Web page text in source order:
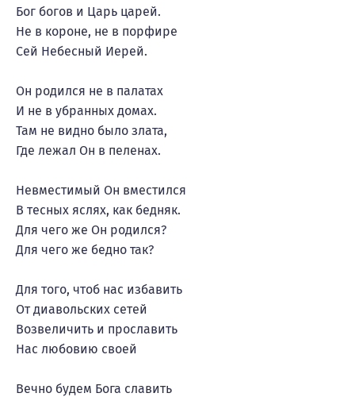
Бог богов и Царь царей.
Не в короне, не в порфире
Сей Небесный Иерей.
Он родился не в палатах
И не в убранных домах.
Там не видно было злата,
Где лежал Он в пеленах.
Невместимый Он вместился
В тесных яслях, как бедняк.
Для чего же Он родился?
Для чего же бедно так?
Для того, чтоб нас избавить
От диавольских сетей
Возвеличить и прославить
Нас любовию своей
Вечно будем Бога славить